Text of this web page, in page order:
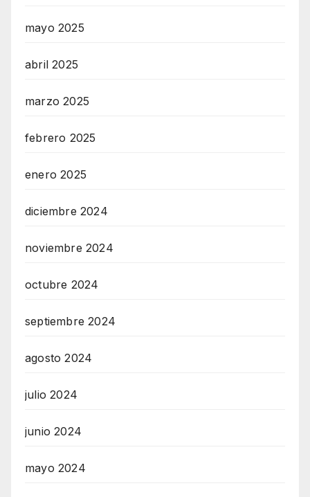
mayo 2025
abril 2025
marzo 2025
febrero 2025
enero 2025
diciembre 2024
noviembre 2024
octubre 2024
septiembre 2024
agosto 2024
julio 2024
junio 2024
mayo 2024